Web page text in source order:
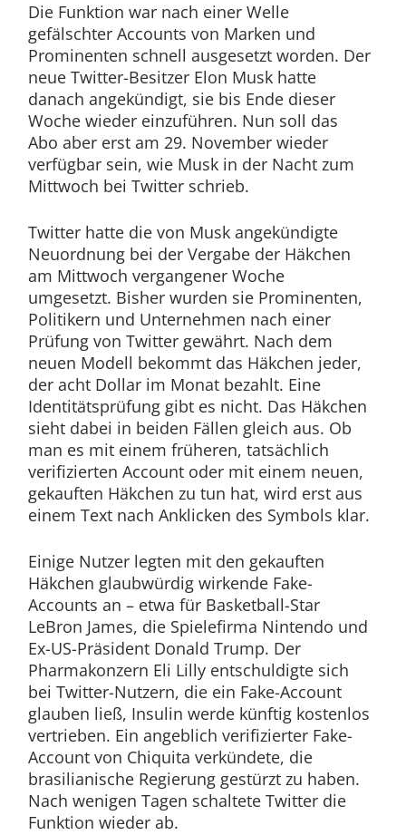
Die Funktion war nach einer Welle
gefälschter Accounts von Marken und
Prominenten schnell ausgesetzt worden. Der
neue Twitter-Besitzer Elon Musk hatte
danach angekündigt, sie bis Ende dieser
Woche wieder einzuführen. Nun soll das
Abo aber erst am 29. November wieder
verfügbar sein, wie Musk in der Nacht zum
Mittwoch bei Twitter schrieb.
Twitter hatte die von Musk angekündigte
Neuordnung bei der Vergabe der Häkchen
am Mittwoch vergangener Woche
umgesetzt. Bisher wurden sie Prominenten,
Politikern und Unternehmen nach einer
Prüfung von Twitter gewährt. Nach dem
neuen Modell bekommt das Häkchen jeder,
der acht Dollar im Monat bezahlt. Eine
Identitätsprüfung gibt es nicht. Das Häkchen
sieht dabei in beiden Fällen gleich aus. Ob
man es mit einem früheren, tatsächlich
verifizierten Account oder mit einem neuen,
gekauften Häkchen zu tun hat, wird erst aus
einem Text nach Anklicken des Symbols klar.
Einige Nutzer legten mit den gekauften
Häkchen glaubwürdig wirkende Fake-
Accounts an – etwa für Basketball-Star
LeBron James, die Spielefirma Nintendo und
Ex-US-Präsident Donald Trump. Der
Pharmakonzern Eli Lilly entschuldigte sich
bei Twitter-Nutzern, die ein Fake-Account
glauben ließ, Insulin werde künftig kostenlos
vertrieben. Ein angeblich verifizierter Fake-
Account von Chiquita verkündete, die
brasilianische Regierung gestürzt zu haben.
Nach wenigen Tagen schaltete Twitter die
Funktion wieder ab.